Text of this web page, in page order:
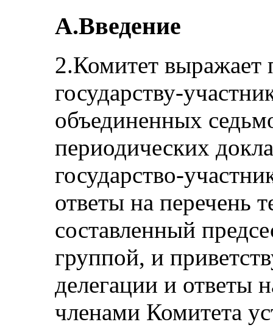
A.Введение
2.Комитет выражает
государству-
объединенных
периодических
государство-
ответы на перечень
составленный
группой, и
делегации и ответы
членами Комитета